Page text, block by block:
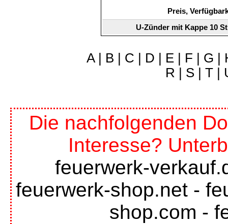
Preis,
U-Zünder mit Kappe 10
A| B C D E| F G
R
S| T|
Die nachfolgenden
Interesse?
feuerwerk-
feuerwerk-shop.net-
shop.com -